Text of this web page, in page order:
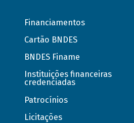
Financiamentos
Cartão BNDES
BNDES Finame
Instituições financeiras
credenciadas
Patrocínios
Licitações